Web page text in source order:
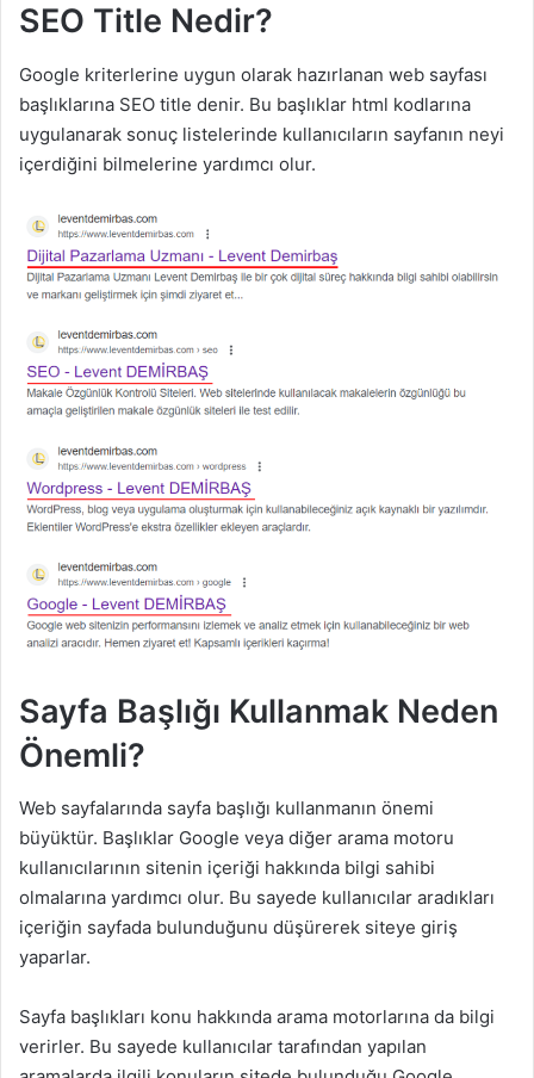
SEO Title Nedir?
Google kriterlerine uygun olarak hazırlanan web sayfası
başlıklarına SEO title denir. Bu başlıklar html kodlarına
uygulanarak sonuç listelerinde kullanıcıların sayfanın neyi
içerdiğini bilmelerine yardımcı olur.
Sayfa Başlığı Kullanmak Neden
Önemli?
Web sayfalarında sayfa başlığı kullanmanın önemi
büyüktür. Başlıklar Google veya diğer arama motoru
kullanıcılarının sitenin içeriği hakkında bilgi sahibi
olmalarına yardımcı olur. Bu sayede kullanıcılar aradıkları
içeriğin sayfada bulunduğunu düşürerek siteye giriş
yaparlar.
Sayfa başlıkları konu hakkında arama motorlarına da bilgi
verirler. Bu sayede kullanıcılar tarafından yapılan